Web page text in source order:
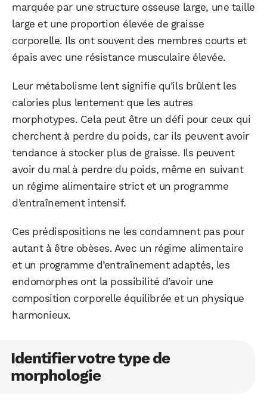
marquée par une structure osseuse large, une taille
large et une proportion élevée de graisse
corporelle. Ils ont souvent des membres courts et
épais avec une résistance musculaire élevée.
Leur métabolisme lent signifie qu’ils brûlent les
calories plus lentement que les autres
morphotypes. Cela peut être un défi pour ceux qui
cherchent à perdre du poids, car ils peuvent avoir
tendance à stocker plus de graisse. Ils peuvent
avoir du mal à perdre du poids, même en suivant
un régime alimentaire strict et un programme
d’entraînement intensif.
Ces prédispositions ne les condamnent pas pour
autant à être obèses. Avec un régime alimentaire
et un programme d’entraînement adaptés, les
endomorphes ont la possibilité d’avoir une
composition corporelle équilibrée et un physique
harmonieux.
Identifier votre type de
morphologie